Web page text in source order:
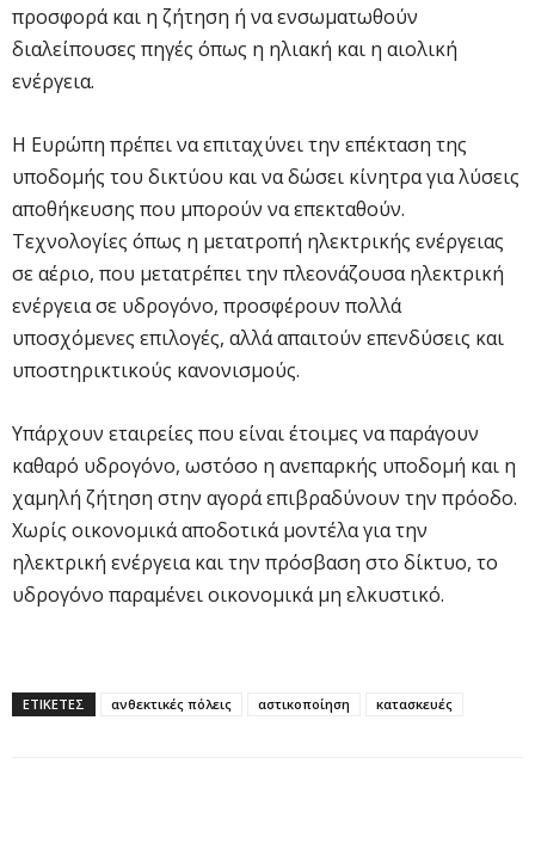
προσφορά και η ζήτηση ή να ενσωματωθούν
διαλείπουσες πηγές όπως η ηλιακή και η αιολική
ενέργεια.
Η Ευρώπη πρέπει να επιταχύνει την επέκταση της
υποδομής του δικτύου και να δώσει κίνητρα για λύσεις
αποθήκευσης που μπορούν να επεκταθούν.
Τεχνολογίες όπως η μετατροπή ηλεκτρικής ενέργειας
σε αέριο, που μετατρέπει την πλεονάζουσα ηλεκτρική
ενέργεια σε υδρογόνο, προσφέρουν πολλά
υποσχόμενες επιλογές, αλλά απαιτούν επενδύσεις και
υποστηρικτικούς κανονισμούς.
Υπάρχουν εταιρείες που είναι έτοιμες να παράγουν
καθαρό υδρογόνο, ωστόσο η ανεπαρκής υποδομή και η
χαμηλή ζήτηση στην αγορά επιβραδύνουν την πρόοδο.
Χωρίς οικονομικά αποδοτικά μοντέλα για την
ηλεκτρική ενέργεια και την πρόσβαση στο δίκτυο, το
υδρογόνο παραμένει οικονομικά μη ελκυστικό.
ΕΤΙΚΕΤΕΣ ανθεκτικές πόλεις αστικοποίηση κατασκευές